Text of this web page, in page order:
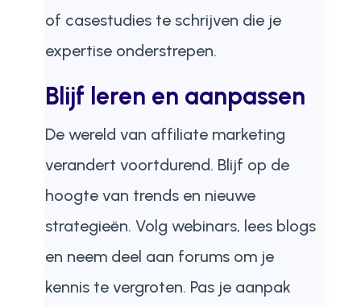
of casestudies te schrijven die je
expertise onderstrepen.
Blijf leren en aanpassen
De wereld van affiliate marketing
verandert voortdurend. Blijf op de
hoogte van trends en nieuwe
strategieën. Volg webinars, lees blogs
en neem deel aan forums om je
kennis te vergroten. Pas je aanpak